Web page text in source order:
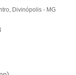
Divinópolis - MG